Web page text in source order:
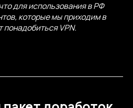
для использования в РФ
которые мы приходим в
понадобиться VPN.